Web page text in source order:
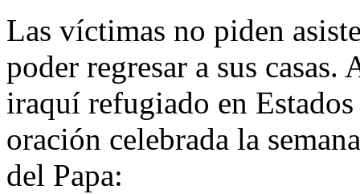
Las víctimas no piden
poder regresar a sus casas.
iraquí refugiado en
oración celebrada la
del Papa: